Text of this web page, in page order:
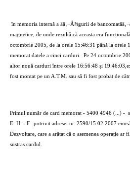
în memoria internă a ââ‚¬Å¾gurii de
magnetice, de unde rezultă că aceasta era
octombrie 2005, de la orele 15:46:31 până la orele
memorat datele a cinci carduri.
Pe 24 octombrie
altor nouă carduri între orele 16:56:48 și
fost montat pe un A.T.M. sau să fi fost probat de
Primul număr de card memorat - 5400 4946 (...) -
E. H. - F.
potrivit adresei nr. 2590/15.02.2007
Dezvoltare, care a arătat că o asemenea operație
sustras cardul.